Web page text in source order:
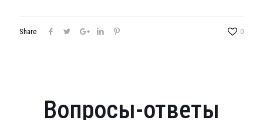
Share 0
Вопросы-ответы